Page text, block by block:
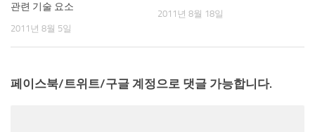
관련 기술 요소
2011년 8월 5일
2011년 8월 18일
페이스북/트위트/구글 계정으로 댓글 가능합니다.